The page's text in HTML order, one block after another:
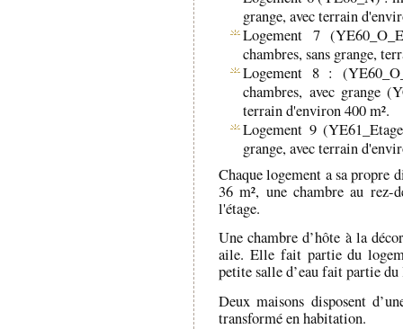
grange, avec terrain
Logement 7
chambres, sans grange,
Logement 8 :
chambres, avec grange
terrain d'environ 400 m².
Logement 9
grange, avec terrain
Chaque logement a sa propre
36 m², une chambre au rez-
l'étage.
Une chambre d’hôte à la
aile. Elle fait partie du
petite salle d’eau fait partie
Deux maisons disposent
transformé en habitation.